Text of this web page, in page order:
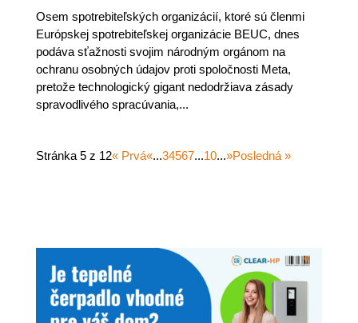
Osem spotrebiteľských organizácií, ktoré sú členmi
Európskej spotrebiteľskej organizácie BEUC, dnes
podáva sťažnosti svojim národným orgánom na
ochranu osobných údajov proti spoločnosti Meta,
pretože technologický gigant nedodržiava zásady
spravodlivého spracúvania,...
Stránka 5 z 12« Prvá«...34567...10...»Posledná »